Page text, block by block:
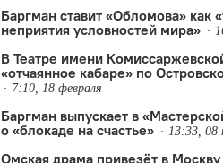
Баргман ставит «Обломова» как
неприятия условностей мира»
В Театре имени
«отчаянное кабаре» по
7:10, 18 февраля
Баргман выпускает в
о «блокаде на счастье»
13:33, 08
Омская драма привезёт в Москву